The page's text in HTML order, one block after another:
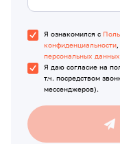
Я ознакомился с
конфиденциальности
персональных данных
Я даю согласие на
т.ч. посредством
мессенджеров).